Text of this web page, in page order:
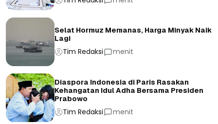
Selat Hormuz Memanas, Harga Minyak Naik
Lagi
Tim Redaksi menit
Diaspora Indonesia di Paris Rasakan
Kehangatan Idul Adha Bersama Presiden
Prabowo
Tim Redaksi menit